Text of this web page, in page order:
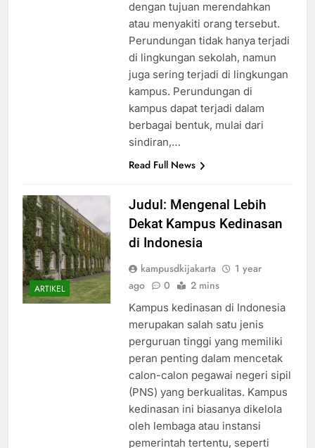
dengan tujuan merendahkan
atau menyakiti orang tersebut.
Perundungan tidak hanya terjadi
di lingkungan sekolah, namun
juga sering terjadi di lingkungan
kampus. Perundungan di
kampus dapat terjadi dalam
berbagai bentuk, mulai dari
ARTIKEL
Judul: Mengenal Lebih
Dekat Kampus Kedinasan
kampusdkijakarta
Kampus kedinasan di Indonesia
merupakan salah satu jenis
perguruan tinggi yang memiliki
peran penting dalam mencetak
calon-calon pegawai negeri sipil
(PNS) yang berkualitas. Kampus
kedinasan ini biasanya dikelola
oleh lembaga atau instansi